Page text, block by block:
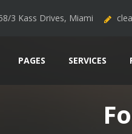
3 Kass Drives, Miami
PAGES SERVICES